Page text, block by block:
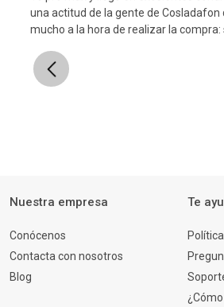
Previous
una actitud de la gente de Cosladafon
mucho a la hora de realizar la compra:
Nuestra empresa
Conócenos
Contacta con nosotros
Blog
Te